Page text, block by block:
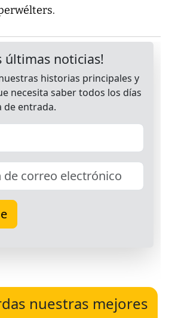
nuestras mejores